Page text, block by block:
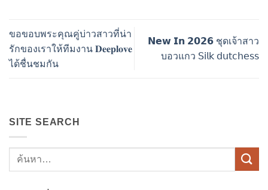
ขอขอบพระคุณคู่บ่าวสาวที่น่า
รักของเราให้ทีมงาน 𝐃𝐞𝐞𝐩𝐥𝐨𝐯𝐞
ได้ชื่นชมกัน
𝗡𝗲𝘄 𝗜𝗻 𝟮𝟬𝟮𝟲 ชุดเจ้าสาว
บอวแกว 𝖲𝗂𝗅𝗄 𝖽𝗎𝗍𝖼𝗁𝖾𝗌𝗌
SITE SEARCH